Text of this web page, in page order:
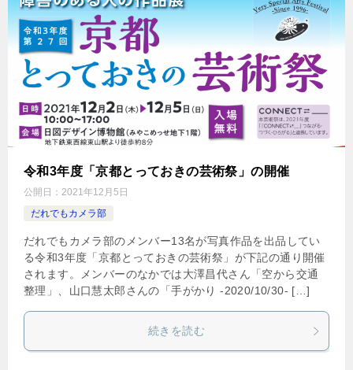
令和3年度「京都とっておきの芸術祭」の開催
公開日： 2021年12月5日
だれでもカメラ部
だれでもカメラ部のメンバー13名が写真作品を出品してい
る令和3年度「京都とっておきの芸術祭」が下記の通り開催
されます。メンバーのなかでは大澤昌代さん「空から交通
整理」、山口慧太郎さんの「手がかり -2020/10/30- […]
続きを読む